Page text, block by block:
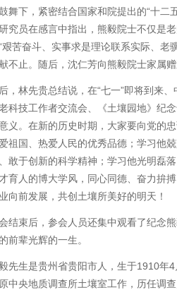
舞下，紧密结合国家和院提出的“十二
究员在感言中指出，熊毅院士不仅是
艰苦奋斗、实事求是理论联系实际、老
不止。随后，沈仁芳向熊毅院士家属
，林先贵总结说，在“七一”即将到来
科技工作者交流会、《土壤园地》纪
义。在新的历史时期，大家要向党的
祖国、热爱人民的优秀品德；学习他
敢于创新的科学精神；学习他光明磊
育人的博大学风，同心同德、奋力拚
向前发展，共创土壤所美好的明天！
结束后，参会人员还集中观看了纪念
前辈光辉的一生。
先生是贵州省贵阳市人，生于1910年
中央地质调查所土壤室工作，历任调